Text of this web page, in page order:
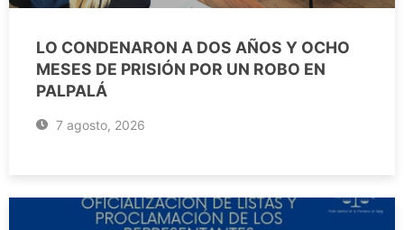
LO CONDENARON A DOS AÑOS Y OCHO
MESES DE PRISIÓN POR UN ROBO EN
PALPALÁ
7 agosto, 2026